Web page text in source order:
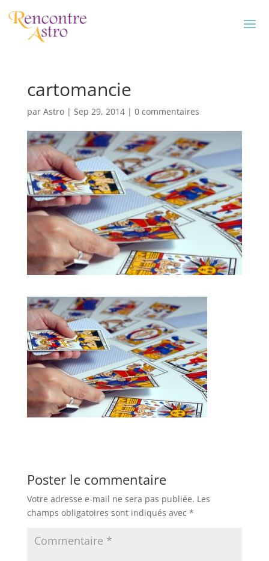
cartomancie
par Astro| Sep 29, 2014| 0 commentaires
Poster le commentaire
Votre adresse e-mail ne sera pas publiée. Les
champs obligatoires sont indiqués avec *